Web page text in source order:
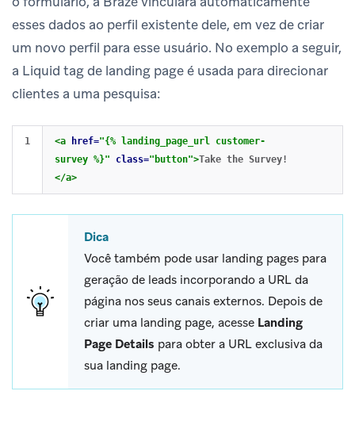
esses dados ao perfil existente dele, em vez de criar
um novo perfil para esse usuário. No exemplo a seguir,
a Liquid tag de landing page é usada para direcionar
clientes a uma pesquisa:
<a href="{% landing_page_url customer-
survey %}"
class="button">Take the Survey!
</a>
Dica
Você também pode usar landing pages para
geração de leads incorporando a URL da
página nos seus canais externos. Depois de
criar uma landing page, acesse Landing
Page Details para obter a URL exclusiva da
sua landing page.